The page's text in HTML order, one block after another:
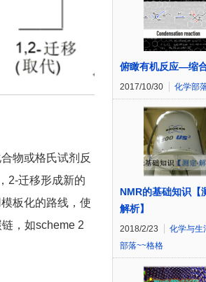
物或格氏试剂反
2-迁移形成新的
板化的路线，使
，如scheme 2
俯瞰有机反应—缩
2017/10/30 化学部
NMR的基础知识【
解析】
2018/2/23 化学与生
部落~~格格